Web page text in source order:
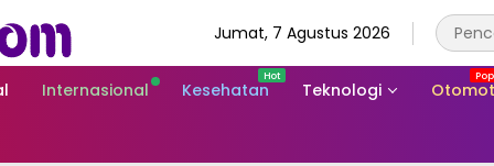
Jumat, 7 Agustus 2026
Internasional Kesehatan Teknologi